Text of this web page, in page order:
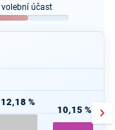
volební účast
12,18 %
10,15 %